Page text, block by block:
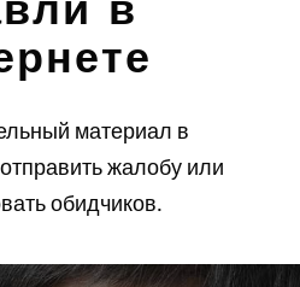
материал в
жалобу или
обидчиков.